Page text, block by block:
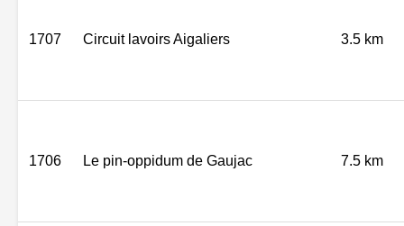
1707 Circuit lavoirs Aigaliers 3.5 km
1706 Le pin-oppidum de Gaujac 7.5 km